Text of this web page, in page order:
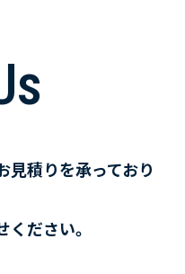
見積りを承っており
ださい。